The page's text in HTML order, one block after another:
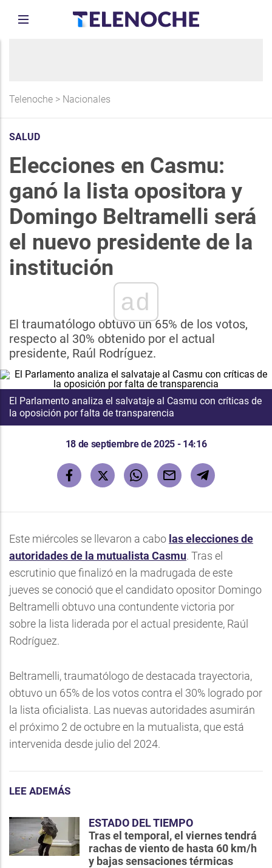
Telenoche > Nacionales
SALUD
Elecciones en Casmu:
ganó la lista opositora y
Domingo Beltramelli será
el nuevo presidente de la
institución
ad
El traumatólogo obtuvo un 65% de los votos,
respecto al 30% obtenido por el actual
presidente, Raúl Rodríguez.
El Parlamento analiza el salvataje al Casmu con críticas de
la oposición por falta de transparencia
18 de septiembre de 2025 - 14:16
Este miércoles se llevaron a cabo las elecciones de
autoridades de la mutualista Casmu. Tras el
escrutinio que finalizó en la madrugada de este
jueves se conoció que el candidato opositor Domingo
Beltramelli obtuvo una contundente victoria por
sobre la lista liderada por el actual presidente, Raúl
Rodríguez.
Beltramelli, traumatólogo de destacada trayectoria,
obtuvo un 65% de los votos contra el 30% logrado por
la lista oficialista. Las nuevas autoridades asumirán
el próximo 2 de octubre en la mutualista, que está
intervenida desde julio del 2024.
LEE ADEMÁS
ESTADO DEL TIEMPO
Tras el temporal, el viernes tendrá
rachas de viento de hasta 60 km/h
y bajas sensaciones térmicas